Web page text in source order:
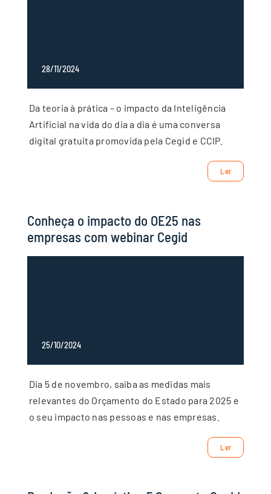
28/11/2024
Da teoria à prática – o impacto da Inteligência
Artificial na vida do dia a dia é uma conversa
digital gratuita promovida pela Cegid e CCIP.
Ler
Conheça o impacto do OE25 nas
empresas com webinar Cegid
25/10/2024
Dia 5 de novembro, saiba as medidas mais
relevantes do Orçamento do Estado para 2025 e
o seu impacto nas pessoas e nas empresas.
Ler